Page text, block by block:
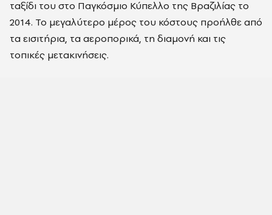
ταξίδι του στο Παγκόσμιο Κύπελλο της Βραζιλίας το
2014. Το μεγαλύτερο μέρος του κόστους προήλθε από
τα εισιτήρια, τα αεροπορικά, τη διαμονή και τις
τοπικές μετακινήσεις.